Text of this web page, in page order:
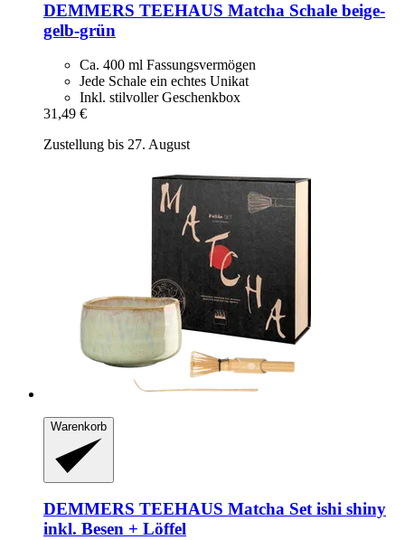
DEMMERS TEEHAUS Matcha Schale beige-​
gelb-​grün
Ca. 400 ml Fassungsvermögen
Jede Schale ein echtes Unikat
Inkl. stilvoller Geschenkbox
31,49 €
Zustellung bis 27. August
Warenkorb
DEMMERS TEEHAUS Matcha Set ishi shiny
inkl. Besen + Löffel